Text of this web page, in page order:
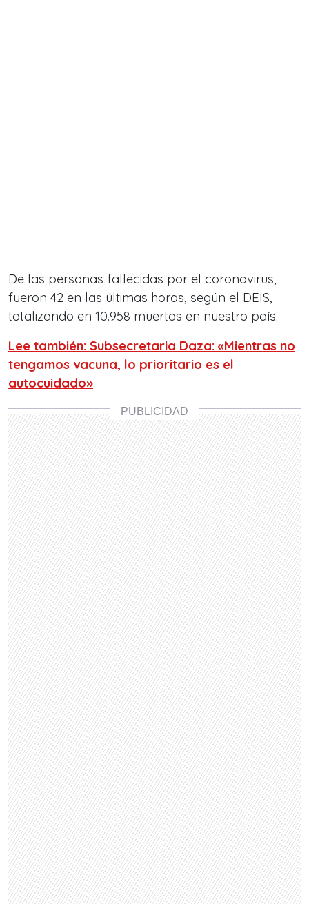
De las personas fallecidas por el coronavirus,
fueron 42 en las últimas horas, según el DEIS,
totalizando en 10.958 muertos en nuestro país.
Lee también: Subsecretaria Daza: «Mientras no
tengamos vacuna, lo prioritario es el
autocuidado»